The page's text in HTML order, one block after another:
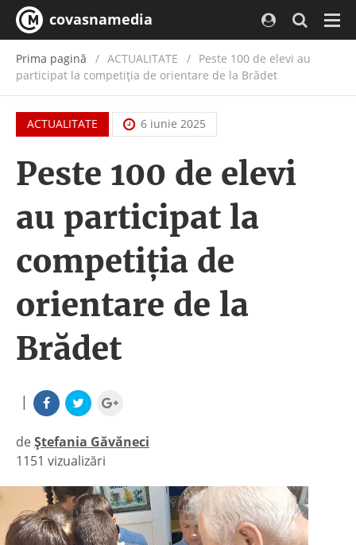
covasnamedia
Prima pagină ACTUALITATE / Peste 100 de elevi au
participat la competiția de orientare de la Brădet
ACTUALITATE 6 iunie 2025
Peste 100 de elevi
au participat la
competiția de
orientare de la
Brădet
|
deȘtefania Găvăneci
|
1151 vizualizări